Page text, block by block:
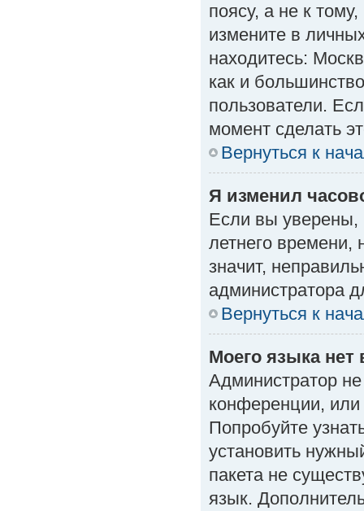
поясу, а не к
измените в
находитесь:
как и
пользователи.
момент сделать
Вернуться к
Я изменил
Если вы уверены,
летнего времени,
значит,
администратора
Вернуться к
Моего языка нет
Администратор
конференции,
Попробуйте
установить
пакета не
язык.